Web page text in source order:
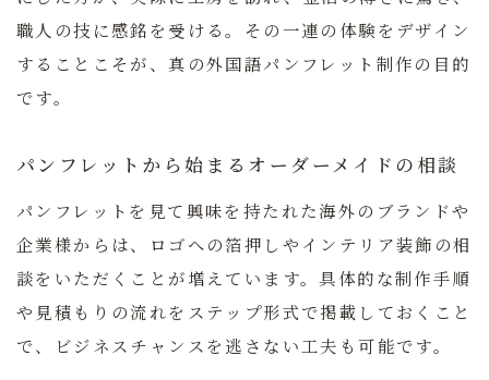
職人の技に感銘を受ける。その一連の体験をデザイン
することこそが、真の外国語パンフレット制作の目的
です。
パンフレットから始まるオーダーメイドの相談
パンフレットを見て興味を持たれた海外のブランドや
企業様からは、ロゴへの箔押しやインテリア装飾の相
談をいただくことが増えています。具体的な制作手順
や見積もりの流れをステップ形式で掲載しておくこと
で、ビジネスチャンスを逃さない工夫も可能です。